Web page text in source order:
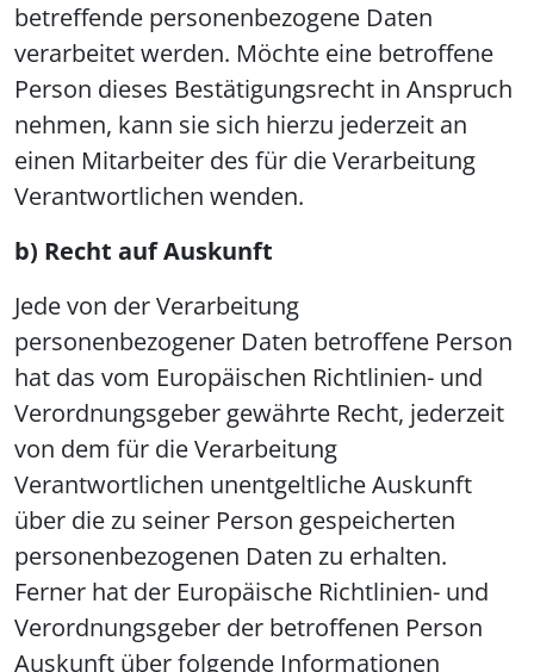
betreffende personenbezogene Daten
verarbeitet werden. Möchte eine betroffene
Person dieses Bestätigungsrecht in Anspruch
nehmen, kann sie sich hierzu jederzeit an
einen Mitarbeiter des für die Verarbeitung
Verantwortlichen wenden.
b) Recht auf Auskunft
Jede von der Verarbeitung
personenbezogener Daten betroffene Person
hat das vom Europäischen Richtlinien- und
Verordnungsgeber gewährte Recht, jederzeit
von dem für die Verarbeitung
Verantwortlichen unentgeltliche Auskunft
über die zu seiner Person gespeicherten
personenbezogenen Daten zu erhalten.
Ferner hat der Europäische Richtlinien- und
Verordnungsgeber der betroffenen Person
Auskunft über folgende Informationen